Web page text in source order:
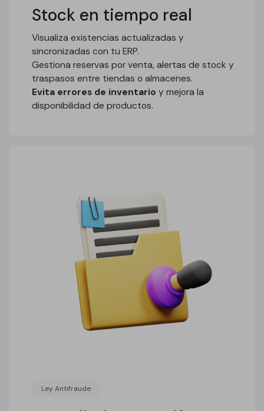
Stock en tiempo real
Visualiza existencias actualizadas y
sincronizadas con tu ERP.
Gestiona reservas por venta, alertas de stock y
traspasos entre tiendas o almacenes.
Evita errores de inventario y mejora la
disponibilidad de productos.
Ley Antifraude